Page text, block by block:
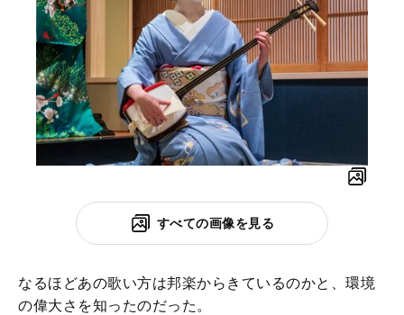
すべての画像を見る
なるほどあの歌い方は邦楽からきているのかと、環境
の偉大さを知ったのだった。